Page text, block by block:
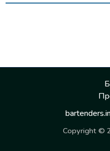
Copyright ©